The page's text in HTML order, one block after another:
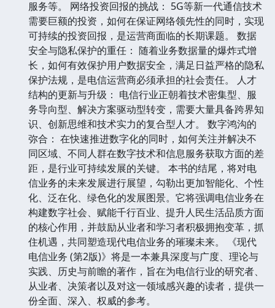
服务等。 网络投资回报的挑战： 5G等新一代通信技术
需要巨额的投资，如何在保证网络领先性的同时，实现
可持续的投资回报，是运营商面临的长期课题。 数据
安全与隐私保护的重任： 随着业务数据量的爆炸式增
长，如何有效保护用户数据安全，满足日益严格的隐私
保护法规，是电信运营商必须承担的社会责任。 人才
结构的更新与升级： 电信行业正朝着技术密集型、服
务导向型、解决方案驱动型转变，需要大量具备跨界知
识、创新思维和技术实力的复合型人才。 数字鸿沟的
弥合： 在快速推进数字化的同时，如何关注并解决不
同区域、不同人群在数字技术和信息服务获取方面的差
距，是行业可持续发展的关键。 本书的结尾，将对电
信业务的未来发展进行展望，勾勒出更加智能化、个性
化、泛在化、绿色化的发展图景。它将强调电信业务在
构建数字社会、赋能千行百业、提升人民生活品质方面
的核心作用，并鼓励从业者和学习者积极拥抱变革，抓
住机遇，共同塑造现代电信业务的璀璨未来。 《现代
电信业务 (第2版)》将是一本兼具深度与广度、理论与
实践、历史与前瞻的著作，旨在为电信行业的研究者、
从业者、决策者以及对这一领域感兴趣的读者，提供一
份全面、深入、权威的参考。